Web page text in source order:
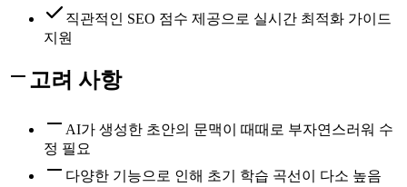
직관적인 SEO 점수 제공으로 실시간 최적화 가이드
지원
고려 사항
AI가 생성한 초안의 문맥이 때때로 부자연스러워 수
정 필요
다양한 기능으로 인해 초기 학습 곡선이 다소 높음